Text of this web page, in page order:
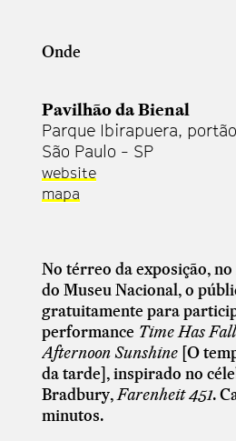
Onde
Pavilhão da Bienal
Parque Ibirapuera,
São Paulo - SP
website
mapa
No térreo da exposição,
do Museu Nacional, o
gratuitamente para
performance Time Has
Afternoon Sunshine [O
da tarde], inspirado no
Bradbury,Farenheit 451.
minutos.